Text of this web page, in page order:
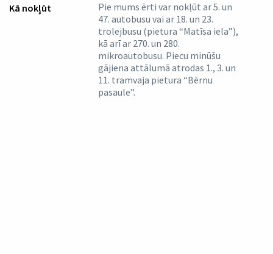
Kā nokļūt
Pie mums ērti var nokļūt ar 5. un
47. autobusu vai ar 18. un 23.
trolejbusu (pietura “Matīsa iela”),
kā arī ar 270. un 280.
mikroautobusu. Piecu minūšu
gājiena attālumā atrodas 1., 3. un
11. tramvaja pietura “Bērnu
pasaule”.